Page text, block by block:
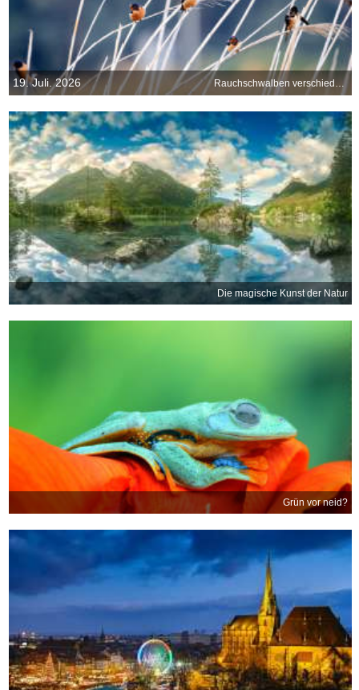
19. Juli. 2026 Rauchschwalben verschiedener Unterarten auf gemeinsamer Rast
Die magische Kunst der Natur
Grün vor neid?